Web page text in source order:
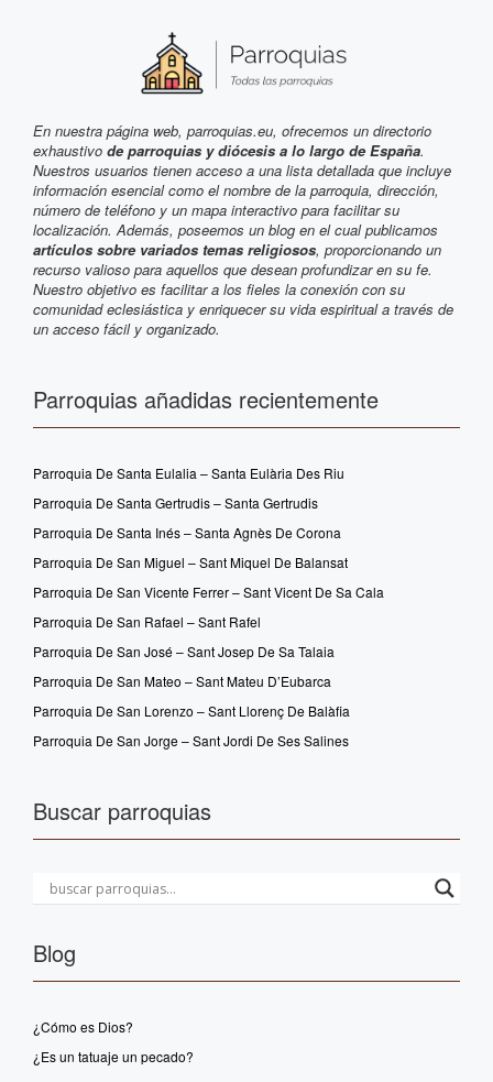
En nuestra página web, parroquias.eu, ofrecemos un directorio
exhaustivo de parroquias y diócesis a lo largo de España.
Nuestros usuarios tienen acceso a una lista detallada que incluye
información esencial como el nombre de la parroquia, dirección,
número de teléfono y un mapa interactivo para facilitar su
localización. Además, poseemos un blog en el cual publicamos
artículos sobre variados temas religiosos, proporcionando un
recurso valioso para aquellos que desean profundizar en su fe.
Nuestro objetivo es facilitar a los fieles la conexión con su
comunidad eclesiástica y enriquecer su vida espiritual a través de
un acceso fácil y organizado.
Parroquias añadidas recientemente
Parroquia De Santa Eulalia – Santa Eulària Des Riu
Parroquia De Santa Gertrudis – Santa Gertrudis
Parroquia De Santa Inés – Santa Agnès De Corona
Parroquia De San Miguel – Sant Miquel De Balansat
Parroquia De San Vicente Ferrer – Sant Vicent De Sa Cala
Parroquia De San Rafael – Sant Rafel
Parroquia De San José – Sant Josep De Sa Talaia
Parroquia De San Mateo – Sant Mateu D’Eubarca
Parroquia De San Lorenzo – Sant Llorenç De Balàfia
Parroquia De San Jorge – Sant Jordi De Ses Salines
Buscar parroquias
Blog
¿Cómo es Dios?
¿Es un tatuaje un pecado?